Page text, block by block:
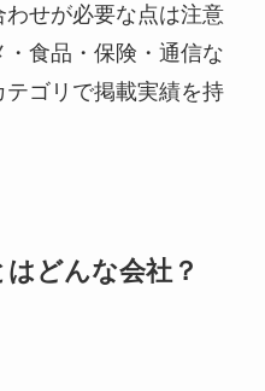
せが必要な点は注意
食品・保険・通信な
ゴリで掲載実績を持
どんな会社？